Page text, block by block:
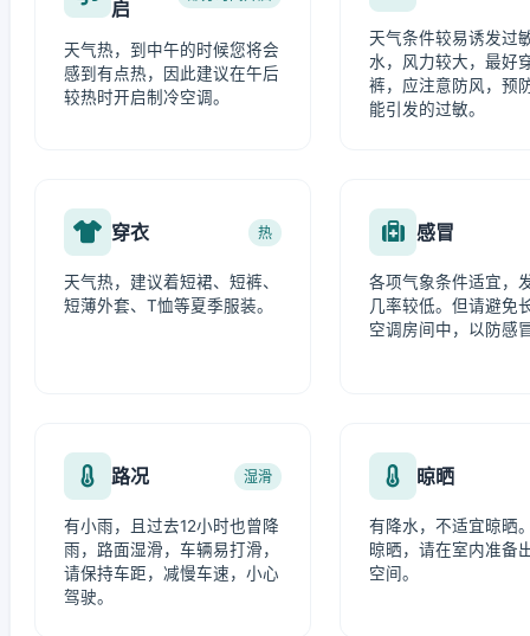
启
天气热，到中午的时候您将会
感到有点热，因此建议在午后
较热时开启制冷空调。
天气条件较易诱发过
水，风力较大，最好
裤，应注意防风，预
能引发的过敏。
穿衣 热
天气热，建议着短裙、短裤、
短薄外套、T恤等夏季服装。
感冒
各项气象条件适宜，
几率较低。但请避免
空调房间中，以防感
路况 湿滑
有小雨，且过去12小时也曾降
雨，路面湿滑，车辆易打滑，
请保持车距，减慢车速，小心
驾驶。
晾晒
有降水，不适宜晾晒
晾晒，请在室内准备
空间。